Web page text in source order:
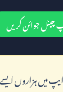
چینل جوائن کریں
ميں ہزاروں